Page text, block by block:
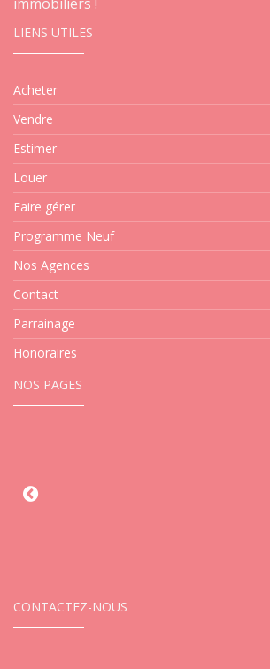
LIENS UTILES
Acheter
Vendre
Estimer
Louer
Faire gérer
Programme Neuf
Nos Agences
Contact
Parrainage
Honoraires
NOS PAGES
CONTACTEZ-NOUS